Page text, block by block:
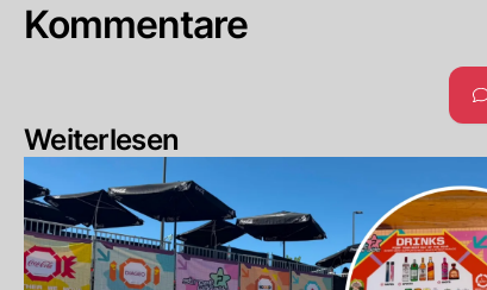
Kommentare
Weiterlesen